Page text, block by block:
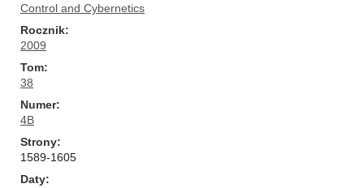
Control and Cybernetics
Rocznik
2009
Tom
38
Numer
4B
Strony
1589-1605
Daty